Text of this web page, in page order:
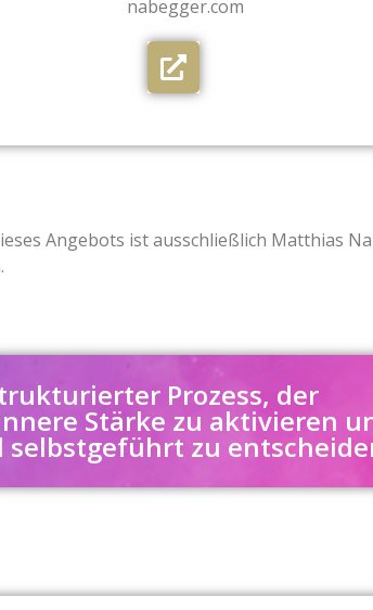
nabegger.com
Angebots ist ausschließlich Matthias
Prozess, der
Stärke zu aktivieren
zu